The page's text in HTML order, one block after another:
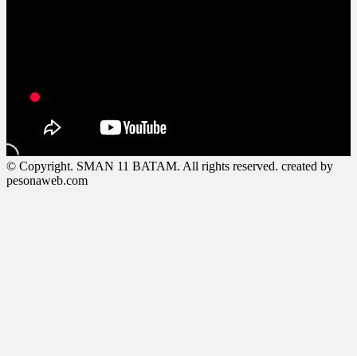
© Copyright. SMAN 11 BATAM. All rights reserved. created by
pesonaweb.com